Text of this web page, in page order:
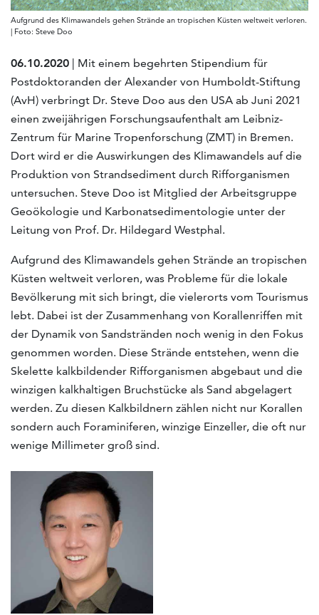
Aufgrund des Klimawandels gehen Strände an tropischen Küsten weltweit verloren.
| Foto: Steve Doo
06.10.2020 | Mit einem begehrten Stipendium für
Postdoktoranden der Alexander von Humboldt-Stiftung
(AvH) verbringt Dr. Steve Doo aus den USA ab Juni 2021
einen zweijährigen Forschungsaufenthalt am Leibniz-
Zentrum für Marine Tropenforschung (ZMT) in Bremen.
Dort wird er die Auswirkungen des Klimawandels auf die
Produktion von Strandsediment durch Rifforganismen
untersuchen. Steve Doo ist Mitglied der Arbeitsgruppe
Geoökologie und Karbonatsedimentologie unter der
Leitung von Prof. Dr. Hildegard Westphal.
Aufgrund des Klimawandels gehen Strände an tropischen
Küsten weltweit verloren, was Probleme für die lokale
Bevölkerung mit sich bringt, die vielerorts vom Tourismus
lebt. Dabei ist der Zusammenhang von Korallenriffen mit
der Dynamik von Sandstränden noch wenig in den Fokus
genommen worden. Diese Strände entstehen, wenn die
Skelette kalkbildender Rifforganismen abgebaut und die
winzigen kalkhaltigen Bruchstücke als Sand abgelagert
werden. Zu diesen Kalkbildnern zählen nicht nur Korallen
sondern auch Foraminiferen, winzige Einzeller, die oft nur
wenige Millimeter groß sind.